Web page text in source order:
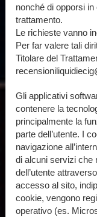
nonché di opporsi
trattamento.
Le richieste vanno
Per far valere tali
Titolare del
Gli applicativi
contenere la
principalmente la
parte dell’utente. I
navigazione
di alcuni servizi che
dell’utente
accesso al sito,
cookie, vengono
operativo (es.